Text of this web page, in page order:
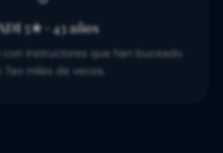
5★ · 43 años
con instructores que han buceado
Tao miles de veces.